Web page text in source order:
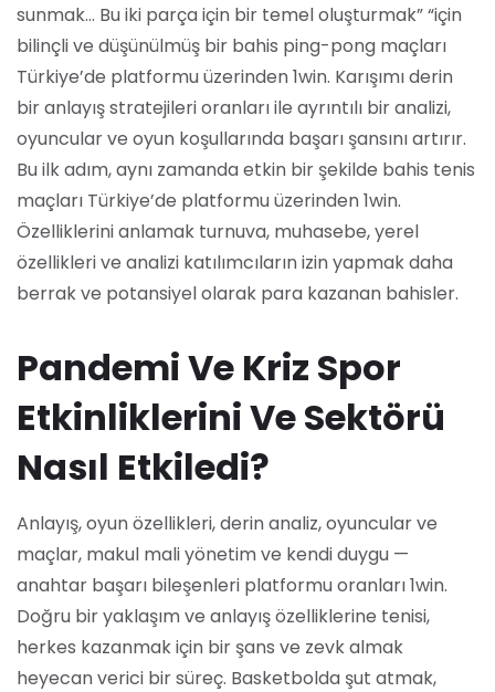
sunmak… Bu iki parça için bir temel oluşturmak” “için
bilinçli ve düşünülmüş bir bahis ping-pong maçları
Türkiye’de platformu üzerinden 1win. Karışımı derin
bir anlayış stratejileri oranları ile ayrıntılı bir analizi,
oyuncular ve oyun koşullarında başarı şansını artırır.
Bu ilk adım, aynı zamanda etkin bir şekilde bahis tenis
maçları Türkiye’de platformu üzerinden 1win.
Özelliklerini anlamak turnuva, muhasebe, yerel
özellikleri ve analizi katılımcıların izin yapmak daha
berrak ve potansiyel olarak para kazanan bahisler.
Pandemi Ve Kriz Spor
Etkinliklerini Ve Sektörü
Nasıl Etkiledi?
Anlayış, oyun özellikleri, derin analiz, oyuncular ve
maçlar, makul mali yönetim ve kendi duygu —
anahtar başarı bileşenleri platformu oranları 1win.
Doğru bir yaklaşım ve anlayış özelliklerine tenisi,
herkes kazanmak için bir şans ve zevk almak
heyecan verici bir süreç. Basketbolda şut atmak,